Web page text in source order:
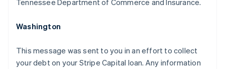
Tennessee Department of Commerce and Insurance.
Washington
This message was sent to you in an effort to collect
your debt on your Stripe Capital loan. Any information
Nederlands
PortuguêsEnglish
Bulgarije